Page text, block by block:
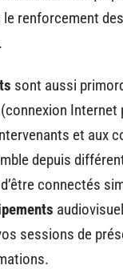
renforcement
sont aussi
et aux
depuis
connectés
sessions de